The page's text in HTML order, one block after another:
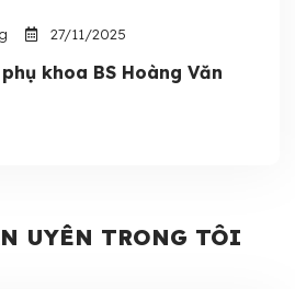
27/11/2025
khoa BS Hoàng Văn
UYÊN TRONG TÔI